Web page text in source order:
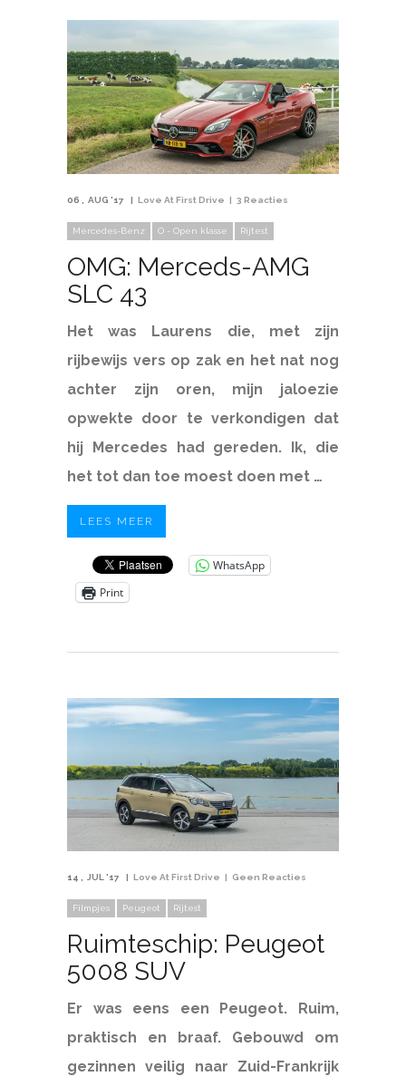
06 AUG '17 Love At First Drive 3 Reacties
Mercedes-Benz O - Open klasse Rijtest
OMG: Merceds-AMG
SLC 43
Het was Laurens die, met zijn
rijbewijs vers op zak en het nat nog
achter zijn oren, mijn jaloezie
opwekte door te verkondigen dat
hij Mercedes had gereden. Ik, die
het tot dan toe moest doen met …
LEES MEER
WhatsApp
Print
14 JUL '17 Love At First Drive Geen Reacties
Filmpjes Peugeot Rijtest
Ruimteschip: Peugeot
5008 SUV
Er was eens een Peugeot. Ruim,
praktisch en braaf. Gebouwd om
gezinnen veilig naar Zuid-Frankrijk